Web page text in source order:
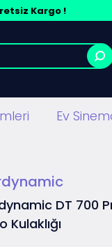
Kargo !
Ev
DT 700
Kulaklığı